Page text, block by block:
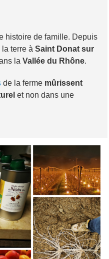
histoire de famille. Depuis
terre à Saint Donat sur
la Vallée du Rhône.
de la ferme mûrissent
et non dans une